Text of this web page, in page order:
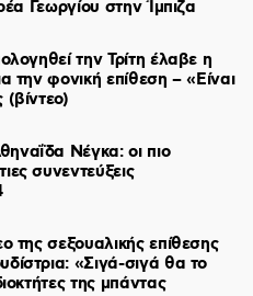
Γεωργίου στην Ίμπιζα
την Τρίτη έλαβε η
την φονική επίθεση – «Είναι
Νέγκα: οι πιο
συνεντεύξεις
της σεξουαλικής επίθεσης
«Σιγά-σιγά θα το
της μπάντας